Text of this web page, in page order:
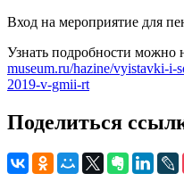
Вход на мероприятие для
Узнать подробности можно
museum.ru/hazine/vyistavki-i-
2019-v-gmii-rt
Поделиться